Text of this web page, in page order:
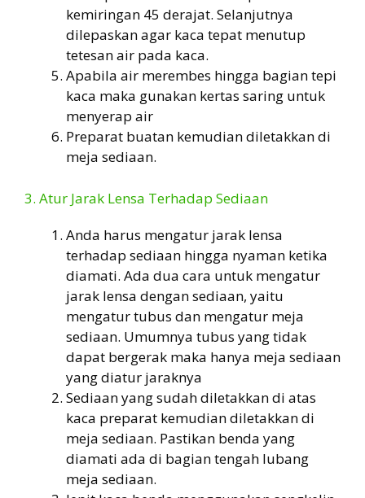
kemiringan 45 derajat. Selanjutnya
dilepaskan agar kaca tepat menutup
tetesan air pada kaca.
Apabila air merembes hingga bagian tepi
kaca maka gunakan kertas saring untuk
menyerap air
Preparat buatan kemudian diletakkan di
meja sediaan.
3. Atur Jarak Lensa Terhadap Sediaan
Anda harus mengatur jarak lensa
terhadap sediaan hingga nyaman ketika
diamati. Ada dua cara untuk mengatur
jarak lensa dengan sediaan, yaitu
mengatur tubus dan mengatur meja
sediaan. Umumnya tubus yang tidak
dapat bergerak maka hanya meja sediaan
yang diatur jaraknya
Sediaan yang sudah diletakkan di atas
kaca preparat kemudian diletakkan di
meja sediaan. Pastikan benda yang
diamati ada di bagian tengah lubang
meja sediaan.